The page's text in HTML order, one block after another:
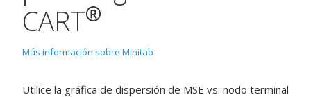
CART®
Más información sobre Minitab
Utilice la gráfica de dispersión de MSE vs. nodo terminal